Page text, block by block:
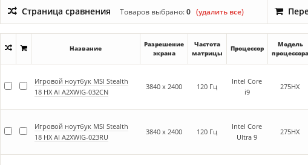
Страница сравнения Товаров выбрано:0 (удалить все)
Название
Разрешение
экрана
Частота
матрицы
Процессор
Модель
процессора
Игровой ноутбук MSI Stealth
18 HX AI A2XWIG-032CN
3840 x 2400 120 Гц
Intel Core
i9
275HX
Игровой ноутбук MSI Stealth
18 HX AI A2XWIG-023RU
3840 x 2400 120 Гц
Intel Core
Ultra 9
275HX